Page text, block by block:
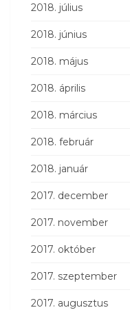
2018. július
2018. június
2018. május
2018. április
2018. március
2018. február
2018. január
2017. december
2017. november
2017. október
2017. szeptember
2017. augusztus